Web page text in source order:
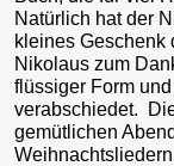
Natürlich hat der
kleines Geschenk
Nikolaus zum
flüssiger Form
verabschiedet.
gemütlichen